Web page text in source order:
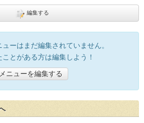
編集する
ーはまだ編集されていません。
ことがある方は編集しよう！
メニューを編集する